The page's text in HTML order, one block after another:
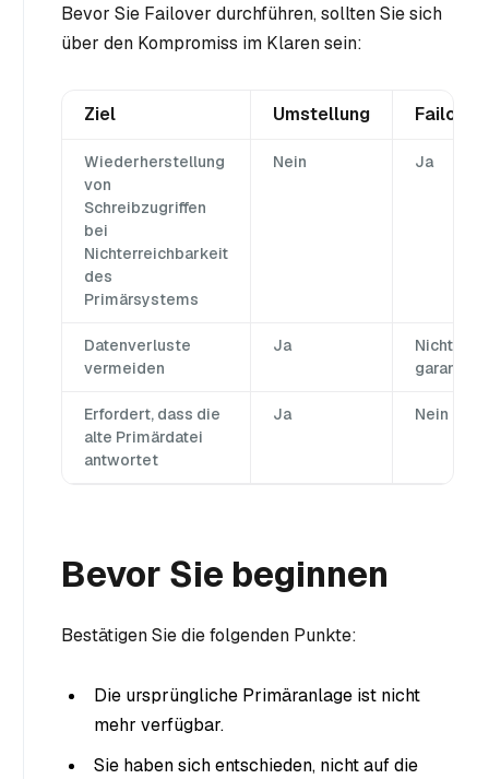
Bevor Sie Failover durchführen, sollten Sie sich
über den Kompromiss im Klaren sein:
Ziel Umstellung Failover
Wiederherstellung
von
Schreibzugriffen
bei
Nichterreichbarkeit
des
Primärsystems
Nein Ja
Datenverluste
vermeiden
Ja
Nicht
garantiert
Erfordert, dass die
alte Primärdatei
antwortet
Ja Nein
Bevor Sie beginnen
Bestätigen Sie die folgenden Punkte:
Die ursprüngliche Primäranlage ist nicht
mehr verfügbar.
Sie haben sich entschieden, nicht auf die